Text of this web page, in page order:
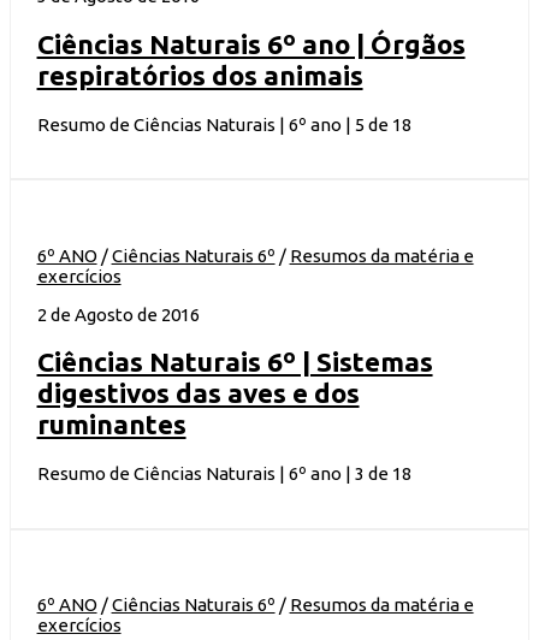
Ciências Naturais 6º ano | Órgãos
respiratórios dos animais
Resumo de Ciências Naturais | 6º ano | 5 de 18
6º ANO /Ciências Naturais 6º / Resumos da matéria e
exercícios
2 de Agosto de 2016
Ciências Naturais 6º | Sistemas
digestivos das aves e dos
ruminantes
Resumo de Ciências Naturais | 6º ano | 3 de 18
6º ANO /Ciências Naturais 6º / Resumos da matéria e
exercícios